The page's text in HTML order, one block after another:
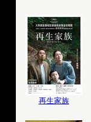
再生家族